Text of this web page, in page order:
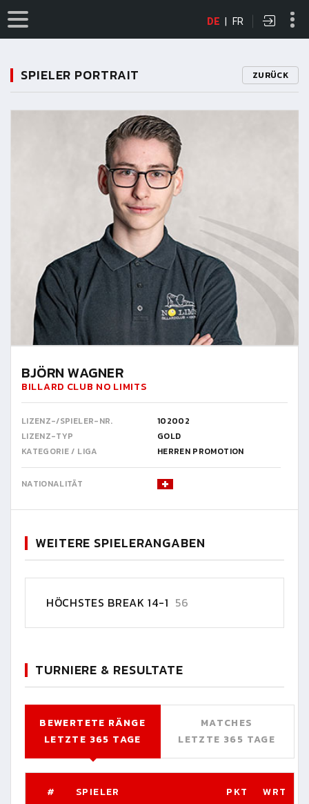
DE | FR
SPIELER PORTRAIT ZURÜCK
BJÖRN WAGNER
BILLARD CLUB NO LIMITS
LIZENZ-/SPIELER-NR.
102002
LIZENZ-TYP
GOLD
KATEGORIE / LIGA
HERREN PROMOTION
NATIONALITÄT
WEITERE SPIELERANGABEN
HÖCHSTES BREAK 14-1 56
TURNIERE & RESULTATE
BEWERTETE RÄNGE
LETZTE 365 TAGE
MATCHES
LETZTE 365 TAGE
# SPIELER PKT WRT